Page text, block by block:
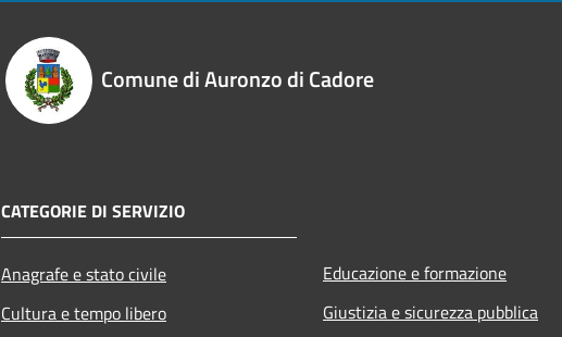
Comune di Auronzo di Cadore
CATEGORIE DI SERVIZIO
Anagrafe e stato civile
Cultura e tempo libero
Educazione e formazione
Giustizia e sicurezza pubblica